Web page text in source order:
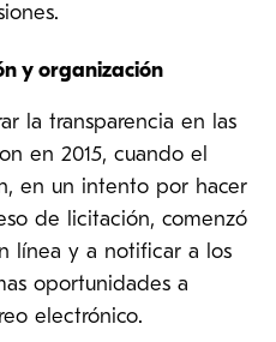
y organización
la transparencia en las
en 2015, cuando el
en un intento por hacer
de licitación, comenzó
línea y a notificar a los
oportunidades a
electrónico.